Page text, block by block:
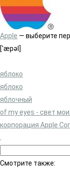
Apple — выберите
[ˈæpəl]
яблоко
яблоко
яблочный
of my eyes - свет
корпорация Apple
Смотрите также: